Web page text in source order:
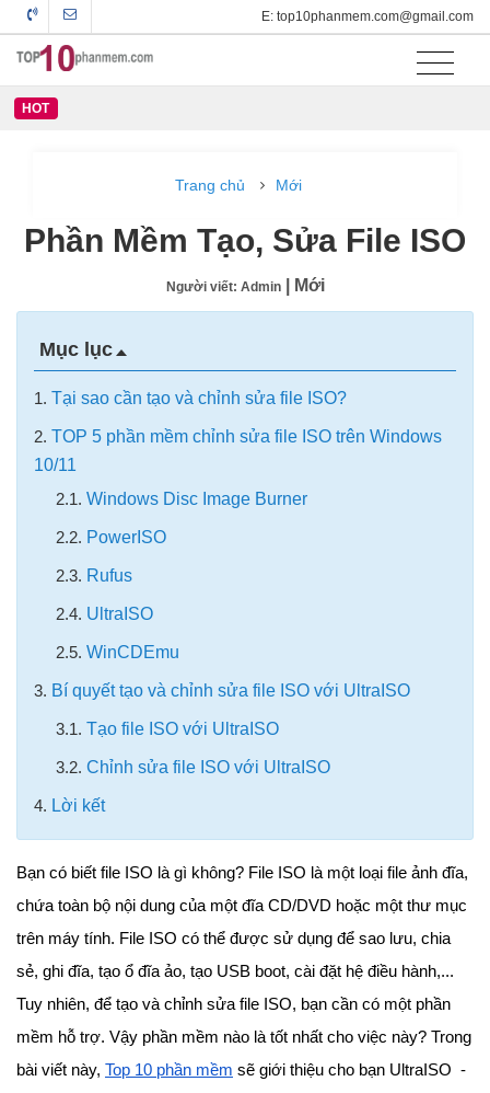
E: top10phanmem.com@gmail.com
HOT
Trang chủ Mới
Phần Mềm Tạo, Sửa File ISO
Người viết: Admin | Mới
Mục lục
1. Tại sao cần tạo và chỉnh sửa file ISO?
2. TOP 5 phần mềm chỉnh sửa file ISO trên Windows
10/11
2.1. Windows Disc Image Burner
2.2. PowerISO
2.3. Rufus
2.4. UltraISO
2.5. WinCDEmu
3. Bí quyết tạo và chỉnh sửa file ISO với UltraISO
3.1. Tạo file ISO với UltraISO
3.2. Chỉnh sửa file ISO với UltraISO
4. Lời kết
Bạn có biết file ISO là gì không? File ISO là một loại file ảnh đĩa,
chứa toàn bộ nội dung của một đĩa CD/DVD hoặc một thư mục
trên máy tính. File ISO có thể được sử dụng để sao lưu, chia
sẻ, ghi đĩa, tạo ổ đĩa ảo, tạo USB boot, cài đặt hệ điều hành,...
Tuy nhiên, để tạo và chỉnh sửa file ISO, bạn cần có một phần
mềm hỗ trợ. Vậy phần mềm nào là tốt nhất cho việc này? Trong
bài viết này, Top 10 phần mềm sẽ giới thiệu cho bạn UltraISO -